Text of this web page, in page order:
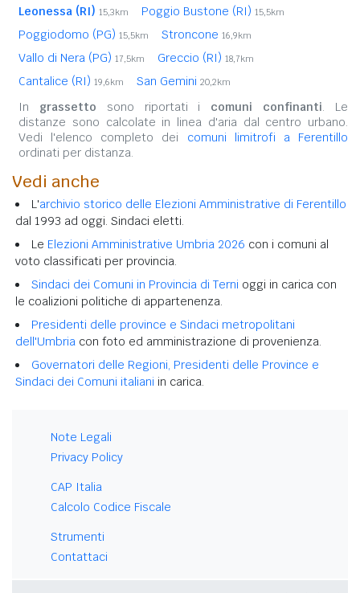
Leonessa (RI) 15,3km Poggio Bustone (RI) 15,5km
Poggiodomo (PG) 15,5km Stroncone 16,9km
Vallo di Nera (PG) 17,5km Greccio (RI) 18,7km
Cantalice (RI) 19,6km San Gemini 20,2km
In grassetto sono riportati i comuni confinanti. Le
distanze sono calcolate in linea d'aria dal centro urbano.
Vedi l'elenco completo dei comuni limitrofi a Ferentillo
ordinati per distanza.
Vedi anche
L'archivio storico delle Elezioni Amministrative di Ferentillo
dal 1993 ad oggi. Sindaci eletti.
Le Elezioni Amministrative Umbria 2026 con i comuni al
voto classificati per provincia.
Sindaci dei Comuni in Provincia di Terni oggi in carica con
le coalizioni politiche di appartenenza.
Presidenti delle province e Sindaci metropolitani
dell'Umbria con foto ed amministrazione di provenienza.
Governatori delle Regioni, Presidenti delle Province e
Sindaci dei Comuni italiani in carica.
Note Legali
Privacy Policy
CAP Italia
Calcolo Codice Fiscale
Strumenti
Contattaci